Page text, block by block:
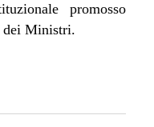
promosso
dei Ministri.